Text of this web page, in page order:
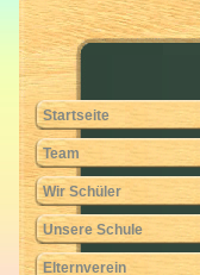
Startseite
Team
Wir Schüler
Unsere Schule
Elternverein